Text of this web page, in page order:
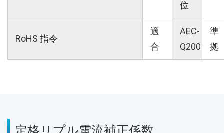
位
RoHS 指令
適
合
AEC-
Q200
準
拠